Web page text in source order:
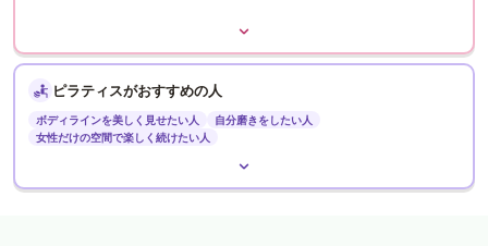
ピラティスがおすすめの人
ボディラインを美しく見せたい人
自分磨きをしたい人
女性だけの空間で楽しく続けたい人